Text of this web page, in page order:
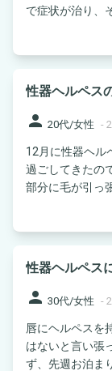
で症状が治り、
性器ヘルペス
person 20代/女性 -
12月に性器ヘル
過ごしてきたの
部分に毛が引っ
性器ヘルペス
person 30代/女性 -
唇にヘルペスを
はないと言い張
ず、先週お泊ま